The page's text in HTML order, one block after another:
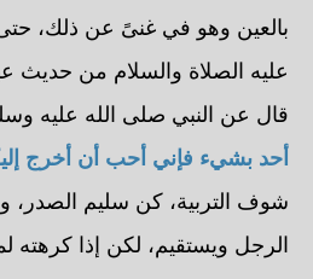
بالعين وهو في غنىً عن ذلك،
عليه الصلاة والسلام من حديث
قال عن النبي صلى الله عليه
أحد بشيء فإني أحب أن أخرج
شوف التربية، كن سليم الصدر،
الرجل ويستقيم، لكن إذا كرهته